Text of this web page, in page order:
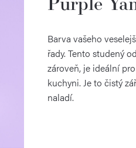
Barva vašeho
řady. Tento studený
zároveň, je ideální
kuchyni. Je to čistý
naladí.